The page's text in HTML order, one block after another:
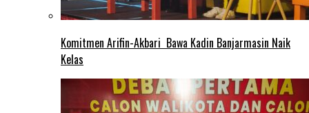
Komitmen Arifin-Akbari Bawa Kadin Banjarmasin Naik
Kelas